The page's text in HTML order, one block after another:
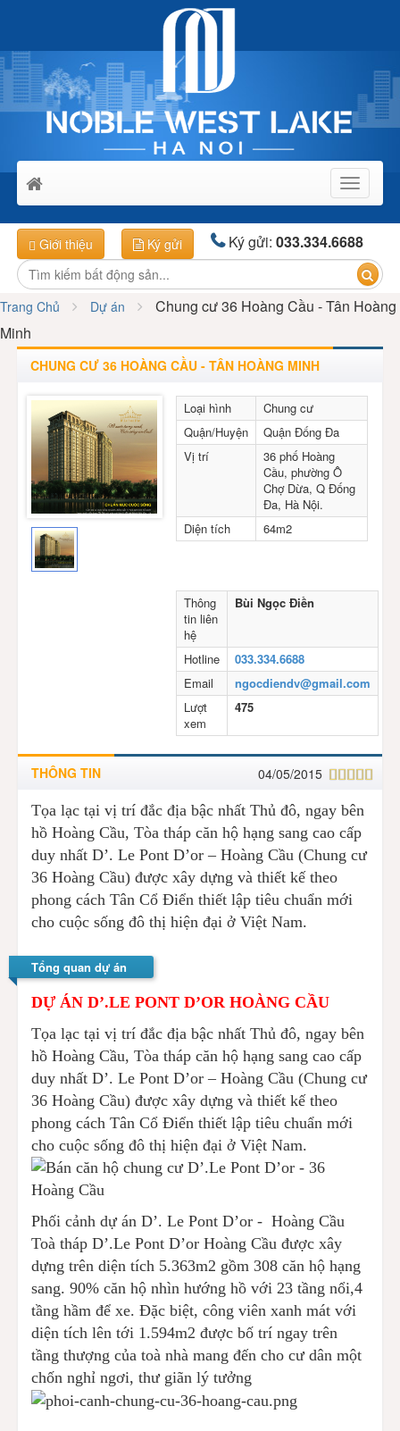
Toggle
Giới thiệu Ký gửi Ký gửi:033.334.6688
Trang Chủ Dự án
Chung cư 36 Hoàng Cầu - Tân Hoàng
Minh
CHUNG CƯ 36 HOÀNG CẦU - TÂN HOÀNG MINH
Loại hình
Chung cư
Quận/Huyện
Quận Đống Đa
Vị trí
36 phố Hoàng
Cầu, phường Ô
Chợ Dừa, Q Đống
Đa, Hà Nội.
Diện tích
64m2
Thông
tin liên
hệ
Bùi Ngọc Điền
Hotline
033.334.6688
Email
ngocdiendv@gmail.com
Lượt
xem
475
THÔNG TIN 04/05/2015
Tọa lạc tại vị trí đắc địa bậc nhất Thủ đô, ngay bên
hồ Hoàng Cầu, Tòa tháp căn hộ hạng sang cao cấp
duy nhất D’. Le Pont D’or – Hoàng Cầu (Chung cư
36 Hoàng Cầu) được xây dựng và thiết kế theo
phong cách Tân Cổ Điển thiết lập tiêu chuẩn mới
cho cuộc sống đô thị hiện đại ở Việt Nam.
Tổng quan dự án
DỰ ÁN D’.LE PONT D’OR HOÀNG CẦU
Tọa lạc tại vị trí đắc địa bậc nhất Thủ đô, ngay bên
hồ Hoàng Cầu, Tòa tháp căn hộ hạng sang cao cấp
duy nhất D’. Le Pont D’or – Hoàng Cầu (Chung cư
36 Hoàng Cầu) được xây dựng và thiết kế theo
phong cách Tân Cổ Điển thiết lập tiêu chuẩn mới
cho cuộc sống đô thị hiện đại ở Việt Nam.
Phối cảnh dự án D’. Le Pont D’or - Hoàng Cầu
Toà tháp D’.Le Pont D’or Hoàng Cầu được xây
dựng trên diện tích 5.363m2 gồm 308 căn hộ hạng
sang. 90% căn hộ nhìn hướng hồ với 23 tầng nổi,4
tầng hầm để xe. Đặc biệt, công viên xanh mát với
diện tích lên tới 1.594m2 được bố trí ngay trên
tầng thượng của toà nhà mang đến cho cư dân một
chốn nghỉ ngơi, thư giãn lý tưởng